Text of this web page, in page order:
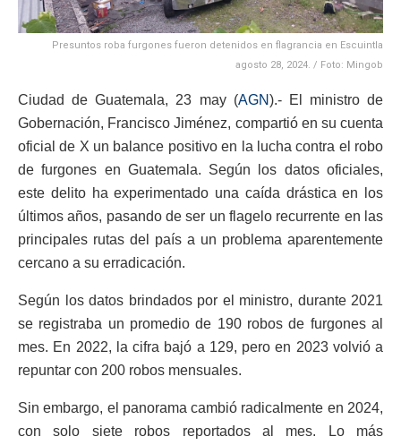
Presuntos roba furgones fueron detenidos en flagrancia en Escuintla
agosto 28, 2024. / Foto: Mingob
Ciudad de Guatemala, 23 may (AGN).- El ministro de
Gobernación, Francisco Jiménez, compartió en su cuenta
oficial de X un balance positivo en la lucha contra el robo
de furgones en Guatemala. Según los datos oficiales,
este delito ha experimentado una caída drástica en los
últimos años, pasando de ser un flagelo recurrente en las
principales rutas del país a un problema aparentemente
cercano a su erradicación.
Según los datos brindados por el ministro, durante 2021
se registraba un promedio de 190 robos de furgones al
mes. En 2022, la cifra bajó a 129, pero en 2023 volvió a
repuntar con 200 robos mensuales.
Sin embargo, el panorama cambió radicalmente en 2024,
con solo siete robos reportados al mes. Lo más